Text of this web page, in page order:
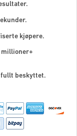
kjøpere.
millioner+
beskyttet.